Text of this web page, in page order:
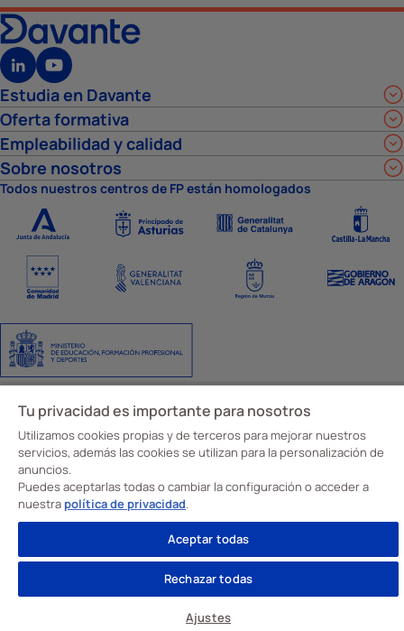
Estudia en Davante
Oferta formativa
Empleabilidad y calidad
Sobre nosotros
Todos nuestros centros de FP están homologados
Aviso Legal Política de privacidad Política de cookies
Ajustes de cookies
Código y canal ético
© Davante 2026
Tu privacidad es importante para nosotros
Utilizamos cookies propias y de terceros para mejorar nuestros
servicios, además las cookies se utilizan para la personalización de
anuncios.
Puedes aceptarlas todas o cambiar la configuración o acceder a
nuestra política de privacidad.
Aceptar todas
Rechazar todas
Ajustes